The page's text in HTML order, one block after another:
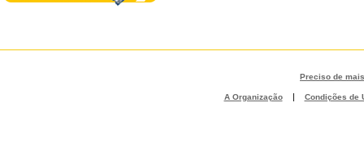
Preciso de
A Organização | Condições de